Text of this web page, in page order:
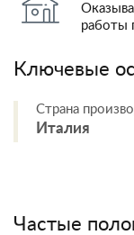
работы
Ключевые
Страна
Италия
Частые